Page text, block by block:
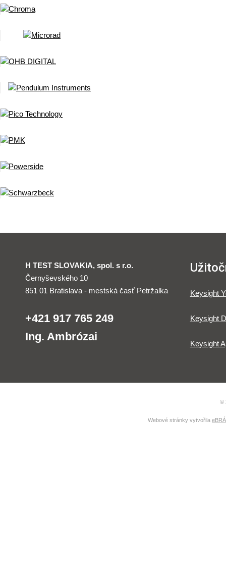
H TEST SLOVAKIA, spol. s r.o.
Černyševského 10
851 01 Bratislava - mestská časť Petržalka
+421 917 765 249
Ing. Ambrózai
Keysight
Keysight
Keysight
©
Webové stránky vytvořila